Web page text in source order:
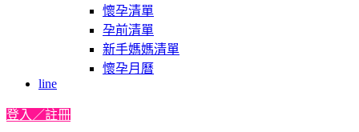
懷孕清單
孕前清單
新手媽媽清單
懷孕月曆
line
登入／註冊